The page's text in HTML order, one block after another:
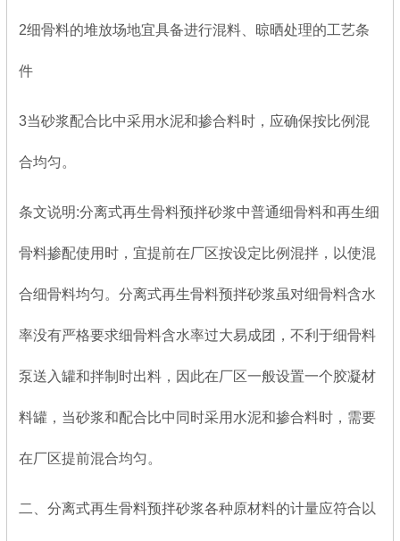
2细骨料的堆放场地宜具备进行混料、晾晒处理的工艺条
件
3当砂浆配合比中采用水泥和掺合料时，应确保按比例混
合均匀。
条文说明:分离式再生骨料预拌砂浆中普通细骨料和再生细
骨料掺配使用时，宜提前在厂区按设定比例混拌，以使混
合细骨料均匀。分离式再生骨料预拌砂浆虽对细骨料含水
率没有严格要求细骨料含水率过大易成团，不利于细骨料
泵送入罐和拌制时出料，因此在厂区一般设置一个胶凝材
料罐，当砂浆和配合比中同时采用水泥和掺合料时，需要
在厂区提前混合均匀。
二、分离式再生骨料预拌砂浆各种原材料的计量应符合以